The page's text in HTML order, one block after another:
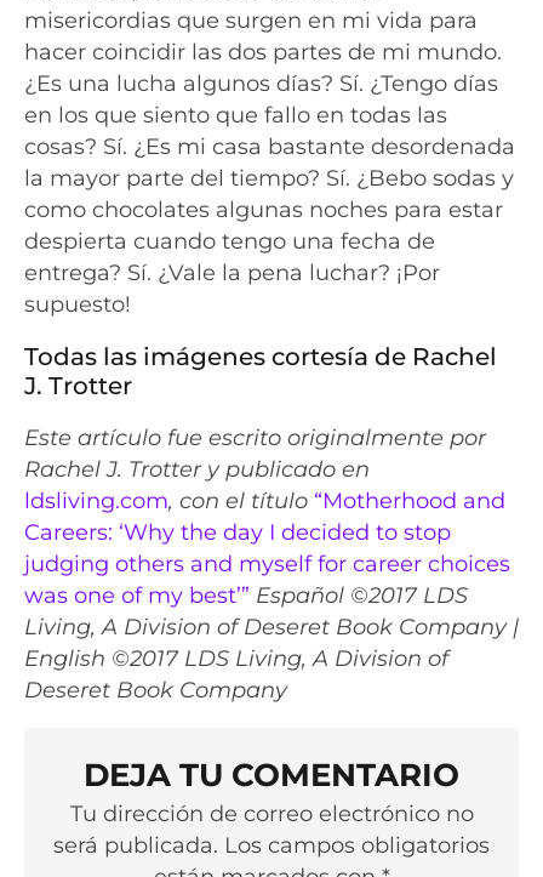
misericordias que surgen en mi vida para
hacer coincidir las dos partes de mi mundo.
¿Es una lucha algunos días? Sí. ¿Tengo días
en los que siento que fallo en todas las
cosas? Sí. ¿Es mi casa bastante desordenada
la mayor parte del tiempo? Sí. ¿Bebo sodas y
como chocolates algunas noches para estar
despierta cuando tengo una fecha de
entrega? Sí. ¿Vale la pena luchar? ¡Por
supuesto!
Todas las imágenes cortesía de Rachel
J. Trotter
Este artículo fue escrito originalmente por
Rachel J. Trotter y publicado en
ldsliving.com, con el título “Motherhood and
Careers: ‘Why the day I decided to stop
judging others and myself for career choices
was one of my best’” Español ©2017 LDS
Living, A Division of Deseret Book Company |
English ©2017 LDS Living, A Division of
Deseret Book Company
DEJA TU COMENTARIO
Tu dirección de correo electrónico no
será publicada. Los campos obligatorios